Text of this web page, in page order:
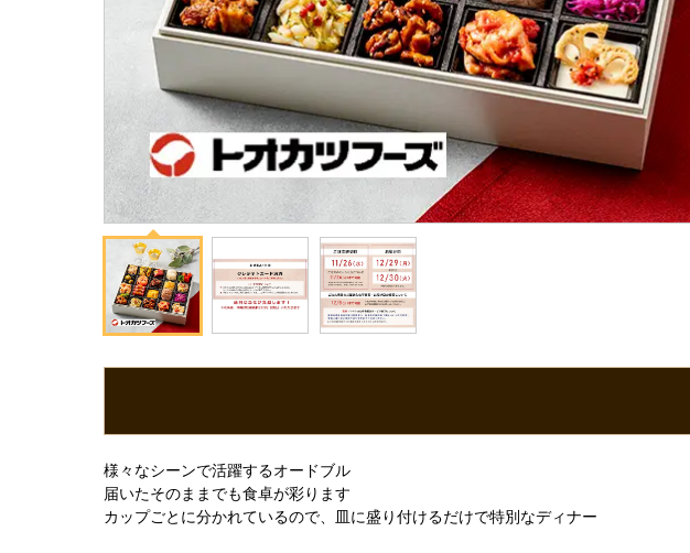
様々なシーンで活躍するオードブル
届いたそのままでも食卓が彩ります
カップごとに分かれているので、皿に盛り付けるだけで特別なディナー